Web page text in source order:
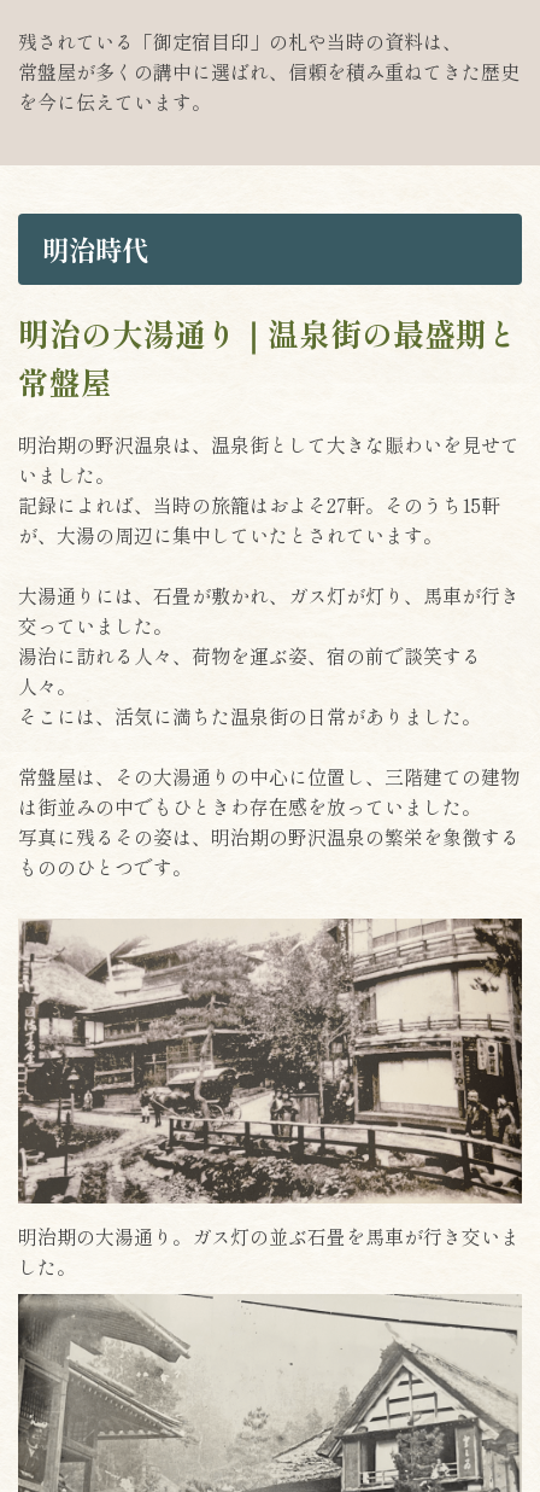
残されている「御定宿目印」の札や当時の資料は、
常盤屋が多くの講中に選ばれ、信頼を積み重ねてきた歴史
を今に伝えています。
明治時代
明治の大湯通り｜温泉街の最盛期と
常盤屋
明治期の野沢温泉は、温泉街として大きな賑わいを見せて
いました。
記録によれば、当時の旅籠はおよそ27軒。そのうち15軒
が、大湯の周辺に集中していたとされています。
大湯通りには、石畳が敷かれ、ガス灯が灯り、馬車が行き
交っていました。
湯治に訪れる人々、荷物を運ぶ姿、宿の前で談笑する
人々。
そこには、活気に満ちた温泉街の日常がありました。
常盤屋は、その大湯通りの中心に位置し、三階建ての建物
は街並みの中でもひときわ存在感を放っていました。
写真に残るその姿は、明治期の野沢温泉の繁栄を象徴する
もののひとつです。
明治期の大湯通り。ガス灯の並ぶ石畳を馬車が行き交いま
した。